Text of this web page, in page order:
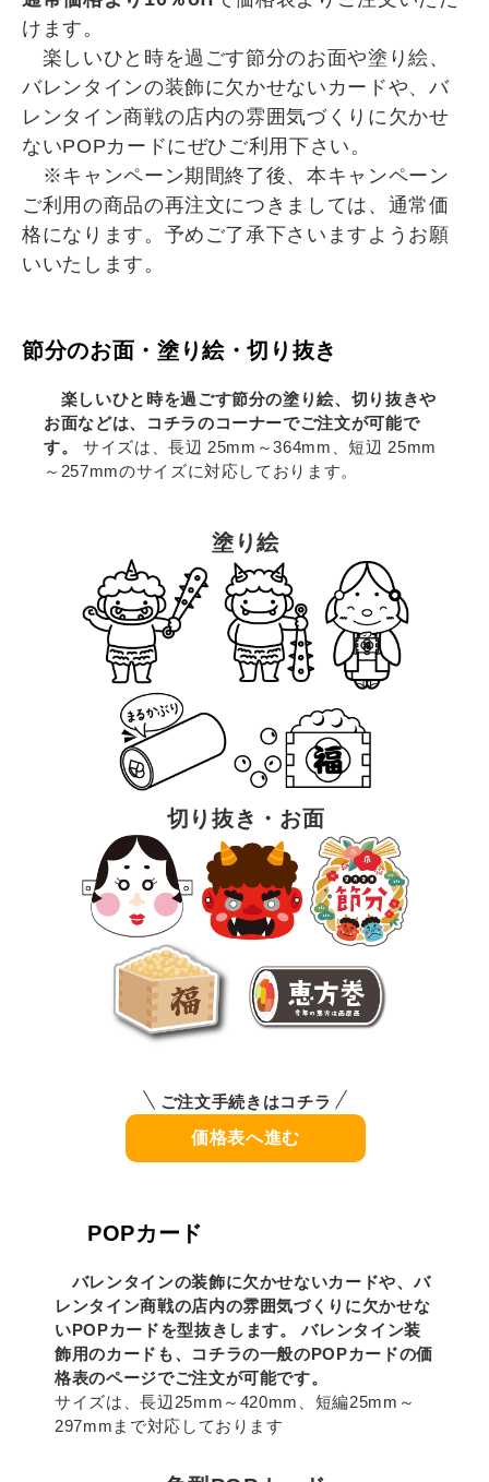
けます。
楽しいひと時を過ごす節分のお面や塗り絵、
バレンタインの装飾に欠かせないカードや、バ
レンタイン商戦の店内の雰囲気づくりに欠かせ
ないPOPカードにぜひご利用下さい。
※キャンペーン期間終了後、本キャンペーン
ご利用の商品の再注文につきましては、通常価
格になります。予めご了承下さいますようお願
いいたします。
節分のお面・塗り絵・切り抜き
楽しいひと時を過ごす節分の塗り絵、切り抜きや
お面などは、コチラのコーナーでご注文が可能で
す。
サイズは、長辺 25mm～364mm、短辺 25mm
～257mmのサイズに対応しております。
塗り絵
切り抜き・お面
ご注文手続きはコチラ
価格表へ進む
POPカード
バレンタインの装飾に欠かせないカードや、バ
レンタイン商戦の店内の雰囲気づくりに欠かせな
いPOPカードを型抜きします。 バレンタイン装
飾用のカードも、コチラの一般のPOPカードの価
格表のページでご注文が可能です。
サイズは、長辺25mm～420mm、短編25mm～
297mmまで対応しております